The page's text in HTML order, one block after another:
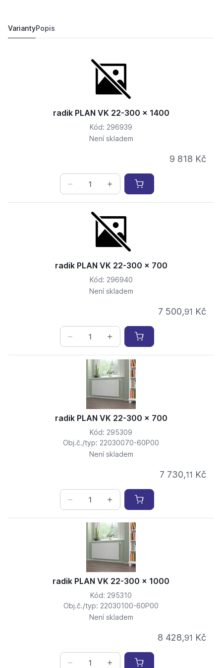
VariantyPopis
radik PLAN VK 22-300 x 1400
Kód: 296939
Není skladem
9 818 Kč
radik PLAN VK 22-300 x 700
Kód: 296940
Není skladem
7 500,91 Kč
radik PLAN VK 22-300 x 700
Kód: 295309
Obj.č./typ: 22030070-60P00
Není skladem
7 730,11 Kč
radik PLAN VK 22-300 x 1000
Kód: 295310
Obj.č./typ: 22030100-60P00
Není skladem
8 428,91 Kč